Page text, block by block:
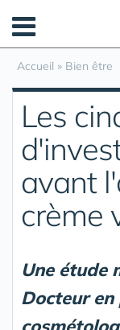
Accueil » Bien être
Les
avant
crème
Une étude
Docteur
Panneau de